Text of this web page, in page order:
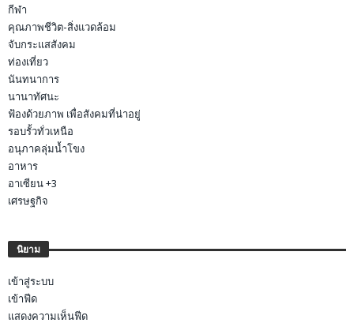
กีฬา
คุณภาพชีวิต-สิ่งแวดล้อม
จับกระแสสังคม
ท่องเที่ยว
นันทนาการ
นานาทัศนะ
ฟ้องด้วยภาพ เพื่อสังคมที่น่าอยู่
รอบรั้วทั่วเหนือ
อนุภาคลุ่มน้ำโขง
อาหาร
อาเซียน +3
เศรษฐกิจ
นิยาม
เข้าสู่ระบบ
เข้าฟีด
แสดงความเห็นฟีด